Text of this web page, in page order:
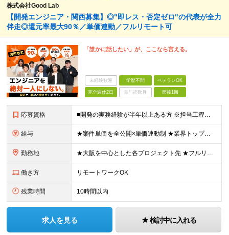
株式会社Good Lab
【開発エンジニア・関西募集】◎"即レス・否定ゼロ"の代表が全力
伴走◎還元率最大90％／単価連動／フルリモート可
「誰かに話したい」が、ここなら言える。
未経験歓迎 学歴不問 ベテランOK
完全週休2日 賞与複数月 面接1回
応募資格 ■開発の実務経験が半年以上ある方 ※担当工程・言語・分野は問いません ■学歴不問 《こんなモヤモヤを抱えている方、ぜひ一度お話しましょう！》 ・ 今の案件を自分で選べず、やりたい仕事ができていない
給与 ★案件単価を全公開×単価連動制 ★業界トップクラスの還元率（単価×75％～90％） ◇月給35～85万円（固定残業代含む）＋賞与年1回＋各種手当◇ ※固定残業代は、時間外労働の有無に関わらず月30
勤務地 ★大阪を中心とした各プロジェクト先 ★フルリモート・リモートワークOK！ ★出社派も大歓迎！駅チカオフィスで通勤ラクラク◎ ★会社都合の転勤なし！ ■大阪本社 大阪府大阪市北区西天満5丁目16-3
働き方 リモートワークOK
残業時間 10時間以内
求人を見る 検討中に入れる